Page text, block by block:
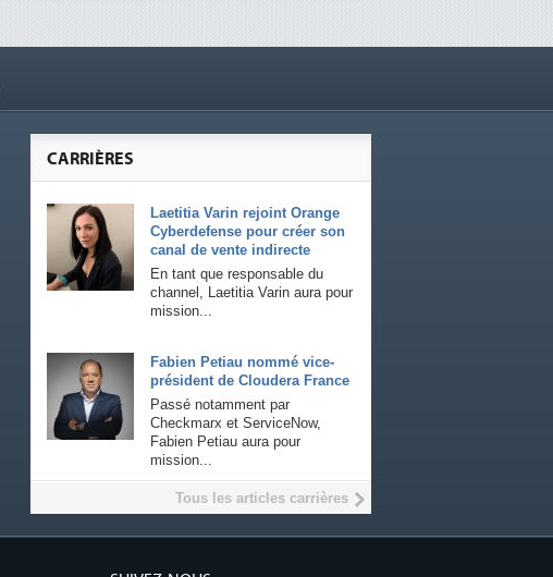
CARRIÈRES
Laetitia Varin rejoint Orange
Cyberdefense pour créer son
canal de vente indirecte
En tant que responsable du
channel, Laetitia Varin aura pour
mission...
Fabien Petiau nommé vice-
président de Cloudera France
Passé notamment par
Checkmarx et ServiceNow,
Fabien Petiau aura pour
mission...
Tous les articles carrières